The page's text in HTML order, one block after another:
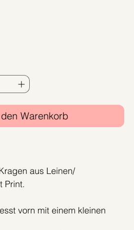
Warenkorb
aus Leinen/
Print.
vorn mit einem kleinen